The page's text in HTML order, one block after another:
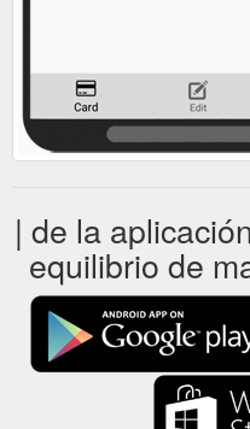
| de la
equilibrio de